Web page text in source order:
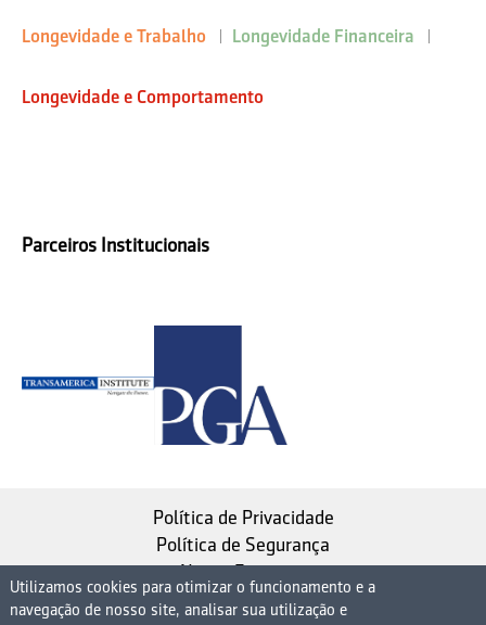
Longevidade e Trabalho Longevidade Financeira
Longevidade e Comportamento
Parceiros Institucionais
Política de Privacidade
Política de Segurança
Nosso Estatuto
Utilizamos cookies para otimizar o funcionamento e a
navegação de nosso site, analisar sua utilização e